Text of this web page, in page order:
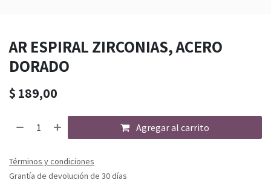
AR ESPIRAL ZIRCONIAS, ACERO
DORADO
$ 189,00
Agregar al carrito
Términos y condiciones
Grantía de devolución de 30 días